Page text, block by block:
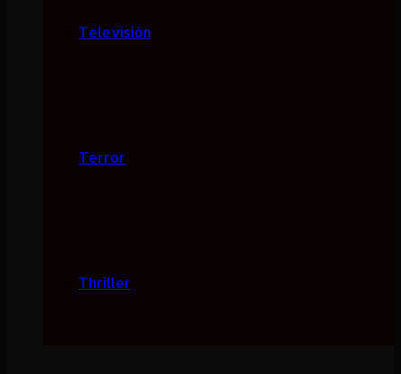
Televisión
Terror
Thriller